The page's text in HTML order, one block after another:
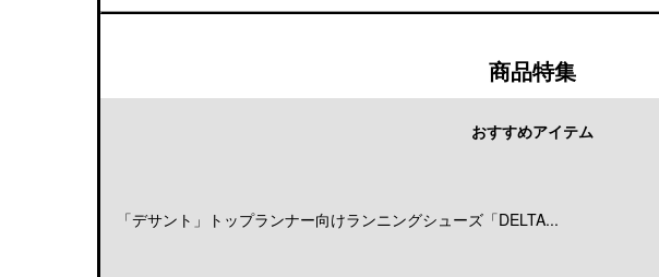
商品特集
おすすめアイテム
「デサント」トップランナー向けランニングシューズ「DELTA...